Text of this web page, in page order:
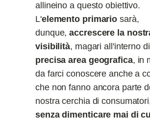
allineino a questo obiettivo.
L'elemento primario sarà,
dunque,accrescere la
visibilità, magari all'interno
precisa area geografica, in
da farci conoscere anche a
che non fanno ancora parte
nostra cerchia di
senza dimenticare mai di